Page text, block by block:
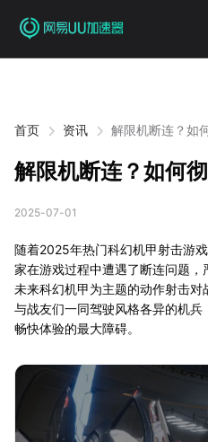
首页 资讯 解限机断连？如
解限机断连？如何
2025-07-01
随着2025年热门科幻机甲射击游
家在游戏过程中遭遇了断连问题
未来科幻机甲为主题的动作射击
与战友们一同驾驶风格各异的机
畅快体验的最大障碍。